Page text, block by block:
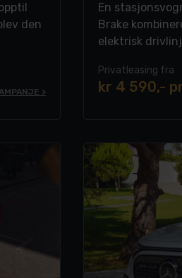
den
>
En
Brake
elektrisk
1800 kg – er
rekkevidde i én
Privatleasing fra
kr 4 590,-